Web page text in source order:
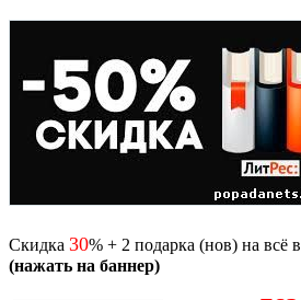
Скидка 30% + 2 подарка (нов) на всё в
(нажать на баннер)